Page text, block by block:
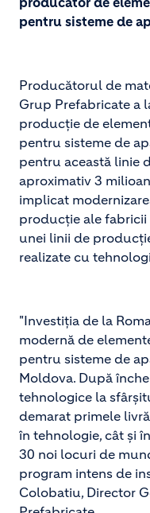
pentru sisteme de
Producătorul de
Grup Prefabricate a
producție de
pentru sisteme de
pentru această linie
aproximativ 3
implicat
producție ale fabricii
unei linii de
realizate cu
"Investiția de la
modernă de
pentru sisteme de
Moldova. După
tehnologice la
demarat primele
în tehnologie, cât și
30 noi locuri de
program intens de
Colobatiu, Director